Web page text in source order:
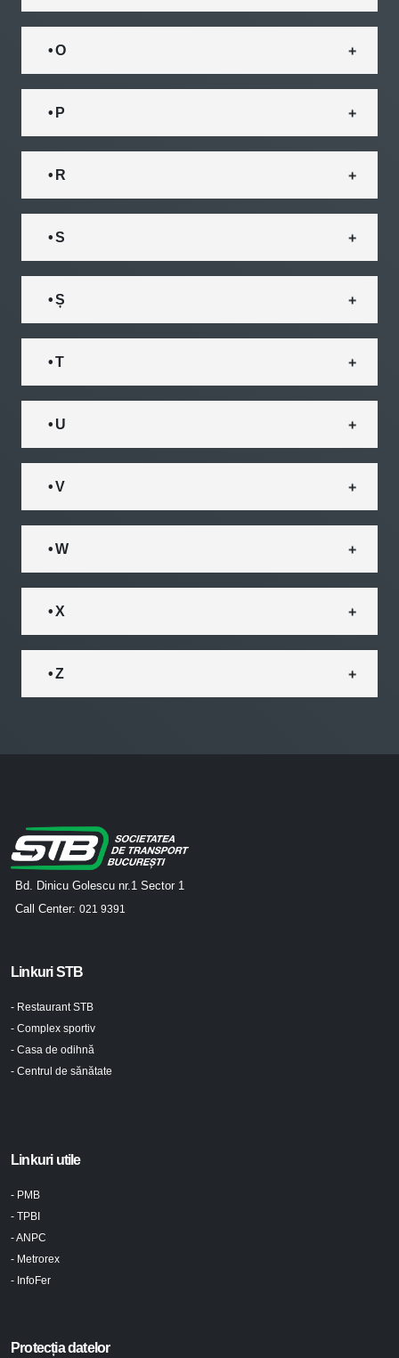
• O
• P
• R
• S
• Ș
• T
• U
• V
• W
• X
• Z
Bd. Dinicu Golescu nr.1 Sector 1
Call Center: 021 9391
Linkuri STB
- Restaurant STB
- Complex sportiv
- Casa de odihnă
- Centrul de sănătate
Linkuri utile
- PMB
- TPBI
- ANPC
- Metrorex
- InfoFer
Protecția datelor